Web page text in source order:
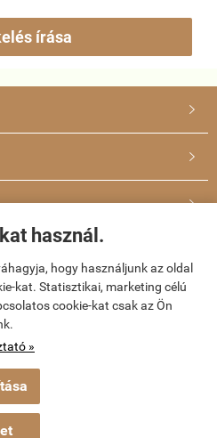
használ.
hogy használjunk az oldal
kat. Statisztikai, marketing célú
cookie-kat csak az Ön
»
írása



-ÁSZF-Adatkezelési tájékoztató
a StartÜzlettel.